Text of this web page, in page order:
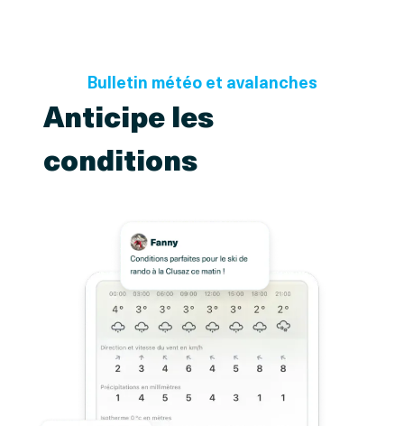
Bulletin météo et avalanches
Anticipe les
conditions